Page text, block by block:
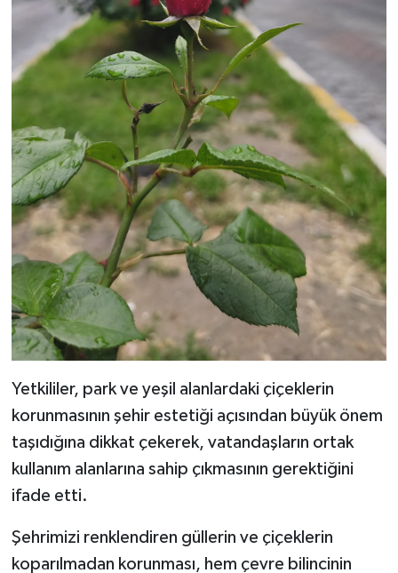
Yetkililer, park ve yeşil alanlardaki çiçeklerin
korunmasının şehir estetiği açısından büyük önem
taşıdığına dikkat çekerek, vatandaşların ortak
kullanım alanlarına sahip çıkmasının gerektiğini
ifade etti.
Şehrimizi renklendiren güllerin ve çiçeklerin
koparılmadan korunması, hem çevre bilincinin